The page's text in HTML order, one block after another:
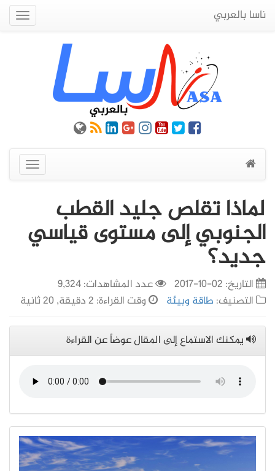
ناسا بالعربي
عرض
القائمة
لماذا تقلص جليد القطب
الجنوبي إلى مستوى قياسي
جديد؟
التاريخ: 02-10-2017
عدد المشاهدات: 9,324
التصنيف: طاقة وبيئة وقت القراءة: 2 دقيقة, 20 ثانية
يمكنك الاستماع إلى المقال عوضاً عن القراءة